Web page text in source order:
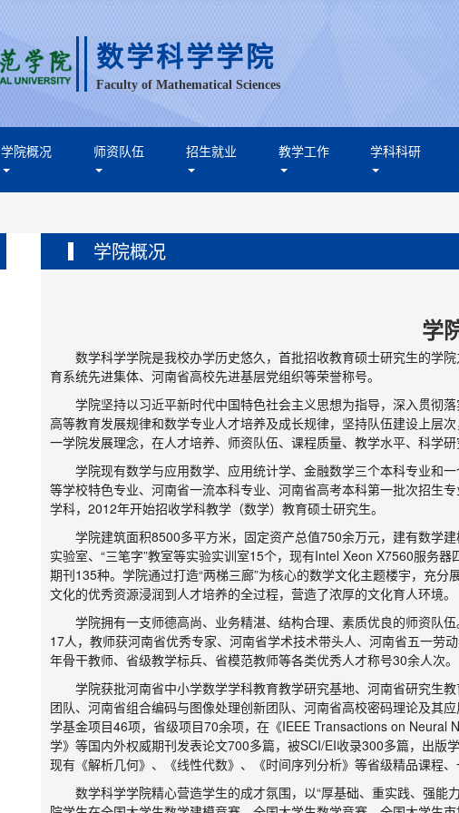
数学科学学院
Faculty of Mathematical Sciences
学院概况 师资队伍 招生就业 教学工作 学科科研
学院概况
学
数学科学学院是我校办学历史悠久，首批招收教育硕士研究生的学
育系统先进集体、河南省高校先进基层党组织等荣誉称号。
学院坚持以习近平新时代中国特色社会主义思想为指导，深入贯彻
高等教育发展规律和数学专业人才培养及成长规律，坚持队伍建设上层
一学院发展理念，在人才培养、师资队伍、课程质量、教学水平、科学研
学院现有数学与应用数学、应用统计学、金融数学三个本科专业和
等学校特色专业、河南省一流本科专业、河南省高考本科第一批次招生
学科，2012年开始招收学科教学（数学）教育硕士研究生。
学院建筑面积8500多平方米，固定资产总值750余万元，建有数学
实验室、“三笔字”教室等实验实训室15个，现有Intel Xeon X7560服务
期刊135种。学院通过打造“两梯三廊”为核心的数学文化主题楼宇，充
文化的优秀资源浸润到人才培养的全过程，营造了浓厚的文化育人环境。
学院拥有一支师德高尚、业务精湛、结构合理、素质优良的师资队
17人，教师获河南省优秀专家、河南省学术技术带头人、河南省五一劳
年骨干教师、省级教学标兵、省模范教师等各类优秀人才称号30余人次。
学院获批河南省中小学数学学科教育教学研究基地、河南省研究生
团队、河南省组合编码与图像处理创新团队、河南省高校密码理论及其
学基金项目46项，省级项目70余项，在《IEEE Transactions on
学》等国内外权威期刊发表论文700多篇，被SCI/EI收录300多篇，出版
现有《解析几何》、《线性代数》、《时间序列分析》等省级精品课程、
数学科学学院精心营造学生的成才氛围，以“厚基础、重实践、强能